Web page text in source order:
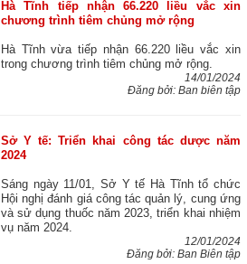
Hà Tĩnh tiếp nhận 66.220 liều vắc xin
chương trình tiêm chủng mở rộng
Hà Tĩnh vừa tiếp nhận 66.220 liều vắc xin
trong chương trình tiêm chủng mở rộng.
14/01/2024
Đăng bởi: Ban biên tập
Sở Y tế: Triển khai công tác dược năm
2024
Sáng ngày 11/01, Sở Y tế Hà Tĩnh tổ chức
Hội nghị đánh giá công tác quản lý, cung ứng
và sử dụng thuốc năm 2023, triển khai nhiệm
vụ năm 2024.
12/01/2024
Đăng bởi: Ban Biên tập